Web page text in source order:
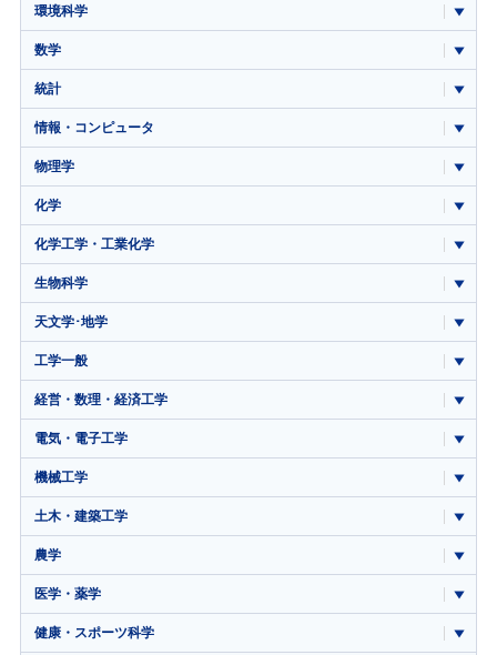
環境科学
数学
統計
情報・コンピュータ
物理学
化学
化学工学・工業化学
生物科学
天文学･地学
工学一般
経営・数理・経済工学
電気・電子工学
機械工学
土木・建築工学
農学
医学・薬学
健康・スポーツ科学